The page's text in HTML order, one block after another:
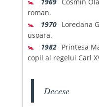
roman.
🚼 1970 Loredana
usoara.
🚼 1982 Printesa
copil al regelui Carl
Decese